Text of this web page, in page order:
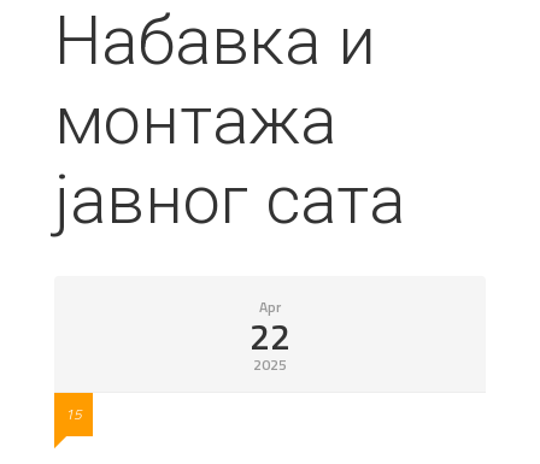
Набавка и
монтажа
јавног сата
Apr
22
2025
15